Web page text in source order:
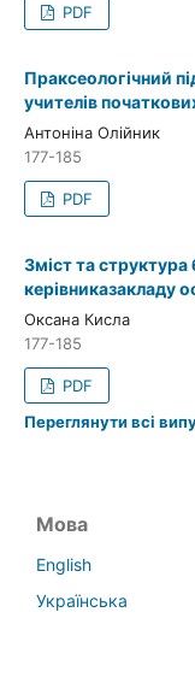
PDF
Праксеологічний
учителів
Антоніна Олійник
177-185
PDF
Зміст та структура
керівниказакладу
Оксана Кисла
177-185
PDF
Переглянути всі
Мова
English
Українська